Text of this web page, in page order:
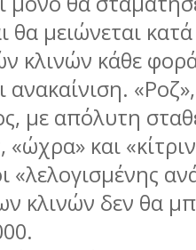
θα μειώνεται
κλινών κάθε
ανακαίνιση.
με απόλυτη
«ώχρα» και
«λελογισμένης
κλινών δεν θα